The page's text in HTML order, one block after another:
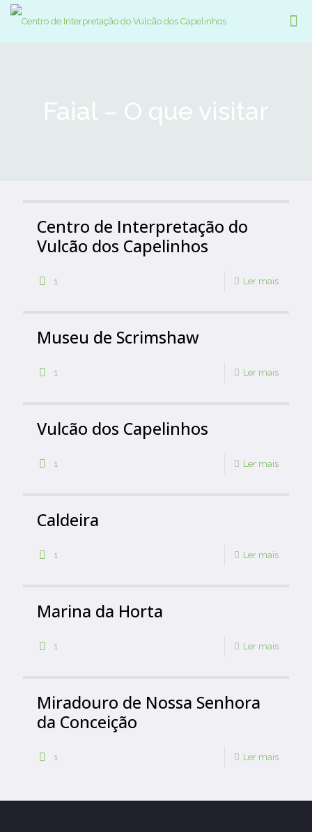
Faial – O que visitar
Centro de Interpretação do
Vulcão dos Capelinhos
1 Ler mais
Museu de Scrimshaw
1 Ler mais
Vulcão dos Capelinhos
1 Ler mais
Caldeira
1 Ler mais
Marina da Horta
1 Ler mais
Miradouro de Nossa Senhora
da Conceição
1 Ler mais